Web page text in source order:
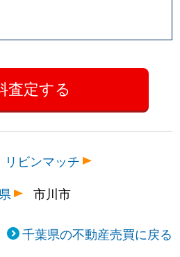
ビンマッチ
市川市
千葉県の不動産売買に戻る